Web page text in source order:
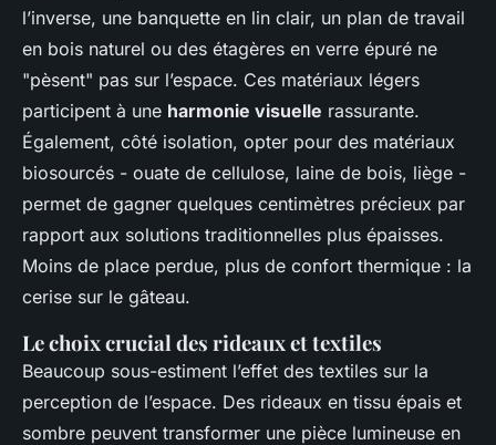
l’inverse, une banquette en lin clair, un plan de travail
en bois naturel ou des étagères en verre épuré ne
"pèsent" pas sur l’espace. Ces matériaux légers
participent à une harmonie visuelle rassurante.
Également, côté isolation, opter pour des matériaux
biosourcés - ouate de cellulose, laine de bois, liège -
permet de gagner quelques centimètres précieux par
rapport aux solutions traditionnelles plus épaisses.
Moins de place perdue, plus de confort thermique : la
cerise sur le gâteau.
Le choix crucial des rideaux et textiles
Beaucoup sous-estiment l’effet des textiles sur la
perception de l’espace. Des rideaux en tissu épais et
sombre peuvent transformer une pièce lumineuse en